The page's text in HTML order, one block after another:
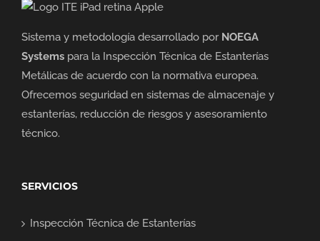
Sistema y metodología desarrollado por NOEGA
Systems para la Inspección Técnica de Estanterías
Metálicas de acuerdo con la normativa europea.
Ofrecemos seguridad en sistemas de almacenaje y
estanterías, reducción de riesgos y asesoramiento
técnico.
SERVICIOS
Inspección Técnica de Estanterías